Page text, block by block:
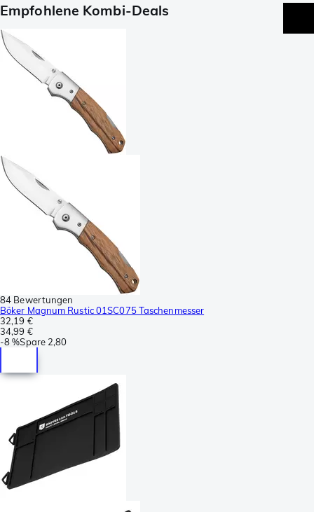
Empfohlene Kombi-Deals
84 Bewertungen
Böker Magnum Rustic 01SC075 Taschenmesser
32,19 €
34,99 €
-8 %Spare 2,80